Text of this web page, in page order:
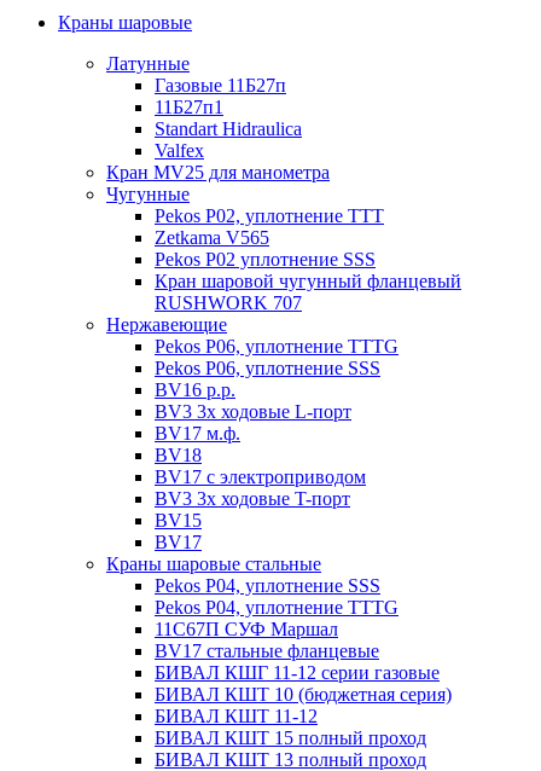
Краны шаровые
Латунные
Газовые 11Б27п
11Б27п1
Standart Hidraulica
Valfex
Кран MV25 для манометра
Чугунные
Pekos P02, уплотнение ТТТ
Zetkama V565
Pekos P02 уплотнение SSS
Кран шаровой чугунный фланцевый
RUSHWORK 707
Нержавеющие
Pekos P06, уплотнение ТТТG
Pekos P06, уплотнение SSS
BV16 р.р.
BV3 3х ходовые L-порт
BV17 м.ф.
BV18
BV17 с электроприводом
BV3 3х ходовые T-порт
BV15
BV17
Краны шаровые стальные
Pekos P04, уплотнение SSS
Pekos P04, уплотнение ТТТG
11С67П СУФ Маршал
BV17 стальные фланцевые
БИВАЛ КШГ 11-12 серии газовые
БИВАЛ КШТ 10 (бюджетная серия)
БИВАЛ КШТ 11-12
БИВАЛ КШТ 15 полный проход
БИВАЛ КШТ 13 полный проход